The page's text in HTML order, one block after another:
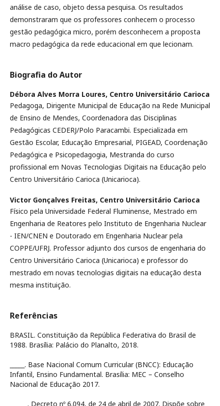
análise de caso, objeto dessa pesquisa. Os resultados
demonstraram que os professores conhecem o processo
gestão pedagógica micro, porém desconhecem a proposta
macro pedagógica da rede educacional em que lecionam.
Biografia do Autor
Débora Alves Morra Loures, Centro Universitário Carioca
Pedagoga, Dirigente Municipal de Educação na Rede Municipal
de Ensino de Mendes, Coordenadora das Disciplinas
Pedagógicas CEDERJ/Polo Paracambi. Especializada em
Gestão Escolar, Educação Empresarial, PIGEAD, Coordenação
Pedagógica e Psicopedagogia, Mestranda do curso
profissional em Novas Tecnologias Digitais na Educação pelo
Centro Universitário Carioca (Unicarioca).
Victor Gonçalves Freitas, Centro Universitário Carioca
Físico pela Universidade Federal Fluminense, Mestrado em
Engenharia de Reatores pelo Instituto de Engenharia Nuclear
- IEN/CNEN e Doutorado em Engenharia Nuclear pela
COPPE/UFRJ. Professor adjunto dos cursos de engenharia do
Centro Universitário Carioca (Unicarioca) e professor do
mestrado em novas tecnologias digitais na educação desta
mesma instituição.
Referências
BRASIL. Constituição da República Federativa do Brasil de
1988. Brasília: Palácio do Planalto, 2018.
_____. Base Nacional Comum Curricular (BNCC): Educação
Infantil, Ensino Fundamental. Brasília: MEC – Conselho
Nacional de Educação 2017.
______. Decreto nº 6.094, de 24 de abril de 2007. Dispõe sobre